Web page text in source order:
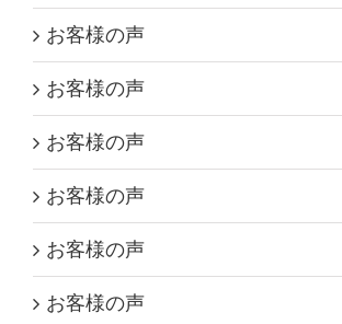
お客様の声
お客様の声
お客様の声
お客様の声
お客様の声
お客様の声